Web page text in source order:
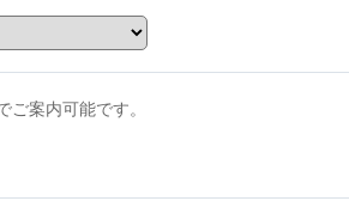
案内可能です。